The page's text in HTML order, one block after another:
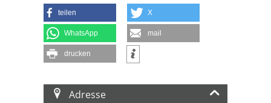
teilen X
WhatsApp mail
drucken
Adresse